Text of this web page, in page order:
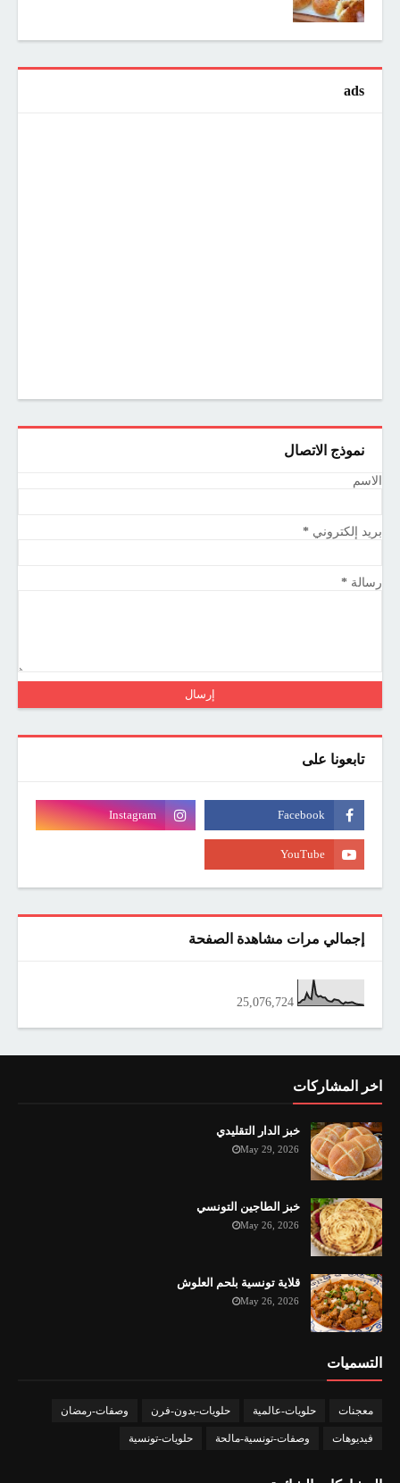
ads
نموذج الاتصال
الاسم
بريد إلكتروني *
رسالة *
تابعونا على
إجمالي مرات مشاهدة الصفحة
25,076,724
اخر المشاركات
خبز الدار التقليدي
May 29, 2026
خبز الطاجين التونسي
May 26, 2026
قلاية تونسية بلحم العلوش
May 26, 2026
التسميات
معجنات حلويات-عالمية حلويات-بدون-فرن وصفات-رمضان
فيديوهات وصفات-تونسية-مالحة حلويات-تونسية